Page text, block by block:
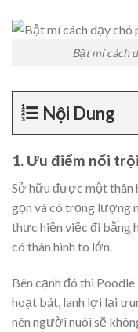
Bật mí cách
Nội Dung
1. Ưu điểm nổi
Sở hữu được một thân
gọn và có trọng lượng
thực hiện việc đi bằng
có thân hình to lớn.
Bên cạnh đó thì
hoạt bát, lanh lợi lại
nên người nuôi sẽ